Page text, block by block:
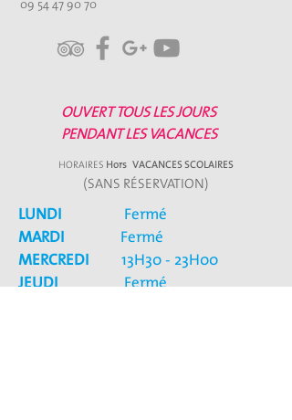
OUVERT TOUS LES JOURS
PENDANT LES VACANCES
HORAIRES Hors VACANCES SCOLAIRES
(SANS RÉSERVATION)
LUNDI
Fermé
MARDI
Fermé
MERCREDI 13H30 - 23H00
JEUDI Fermé